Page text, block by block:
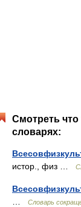
Смотреть что
словарях:
истор., физ …
Словарь